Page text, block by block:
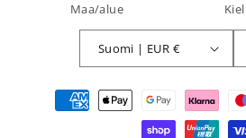
Maa/alue
Suomi | EUR €
Maksutavat